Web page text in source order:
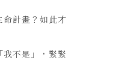
計畫？如此才
不是」，緊緊